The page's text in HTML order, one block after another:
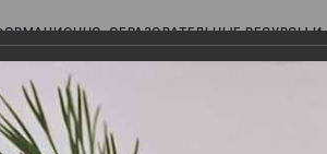
ОБРАЗОВАТЕЛЬНЫЕ РЕСУРСЫ